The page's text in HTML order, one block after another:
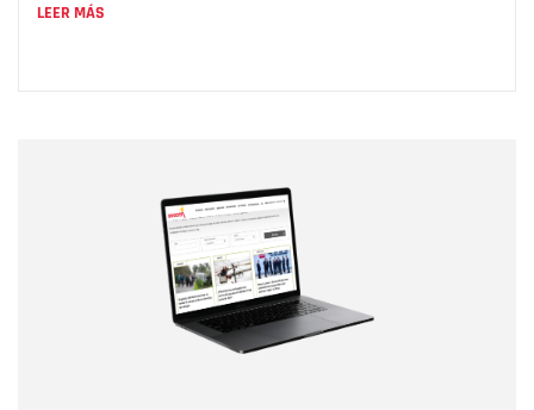
LEER MÁS
Correo electrónico
Tipo de comentario